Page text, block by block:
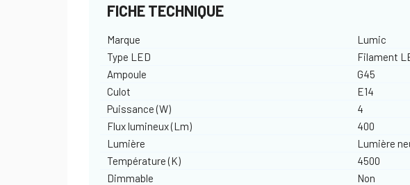
FICHE TECHNIQUE
Marque
Lumic
Type LED
Filament
Ampoule
G45
Culot
E14
Puissance (W)
4
Flux lumineux (Lm)
400
Lumière
Lumière
Température (K)
4500
Dimmable
Non